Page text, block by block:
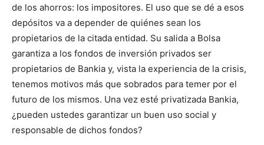
de los ahorros: los impositores. El uso que se dé a esos
depósitos va a depender de quiénes sean los
propietarios de la citada entidad. Su salida a Bolsa
garantiza a los fondos de inversión privados ser
propietarios de Bankia y, vista la experiencia de la crisis,
tenemos motivos más que sobrados para temer por el
futuro de los mismos. Una vez esté privatizada Bankia,
¿pueden ustedes garantizar un buen uso social y
responsable de dichos fondos?